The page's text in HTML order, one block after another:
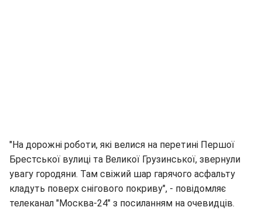
"На дорожні роботи, які велися на перетині Першої
Брестської вулиці та Великої Грузинської, звернули
увагу городяни. Там свіжий шар гарячого асфальту
кладуть поверх снігового покриву", - повідомляє
телеканал "Москва-24" з посиланням на очевидців.